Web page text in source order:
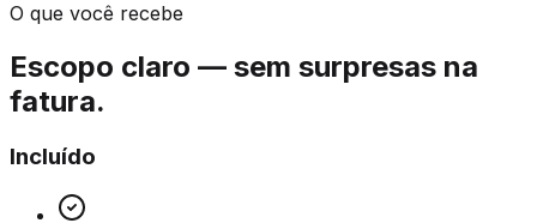
O que você recebe
Escopo claro — sem surpresas na
fatura.
Incluído